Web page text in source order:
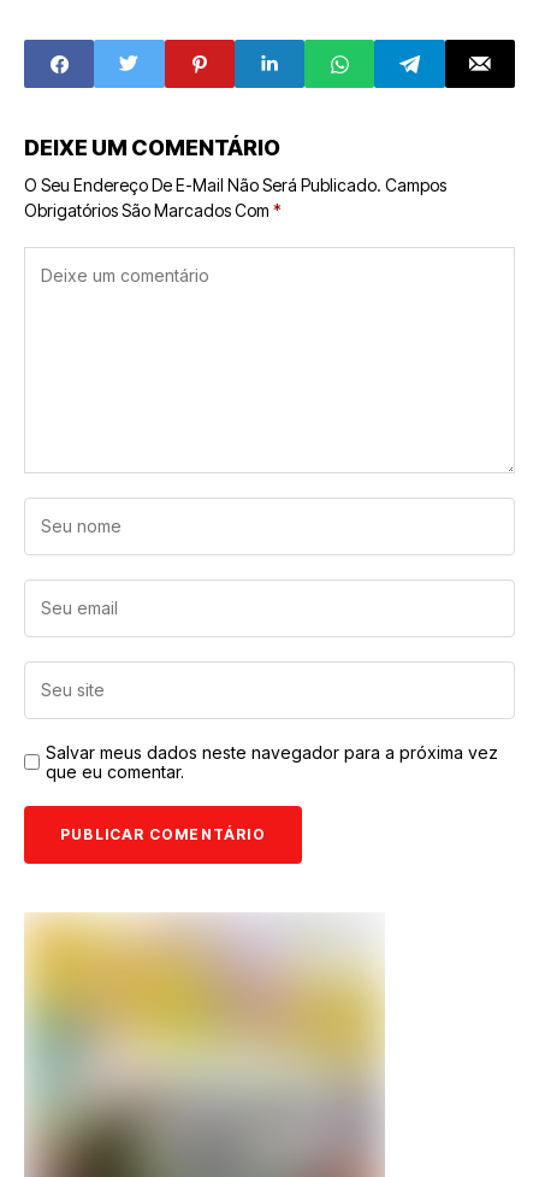
bem-estar
emocional
híbrido
DEIXE UM COMENTÁRIO
O Seu Endereço De E-Mail Não Será Publicado. Campos
Obrigatórios São Marcados Com *
Salvar meus dados neste navegador para a próxima vez
que eu comentar.